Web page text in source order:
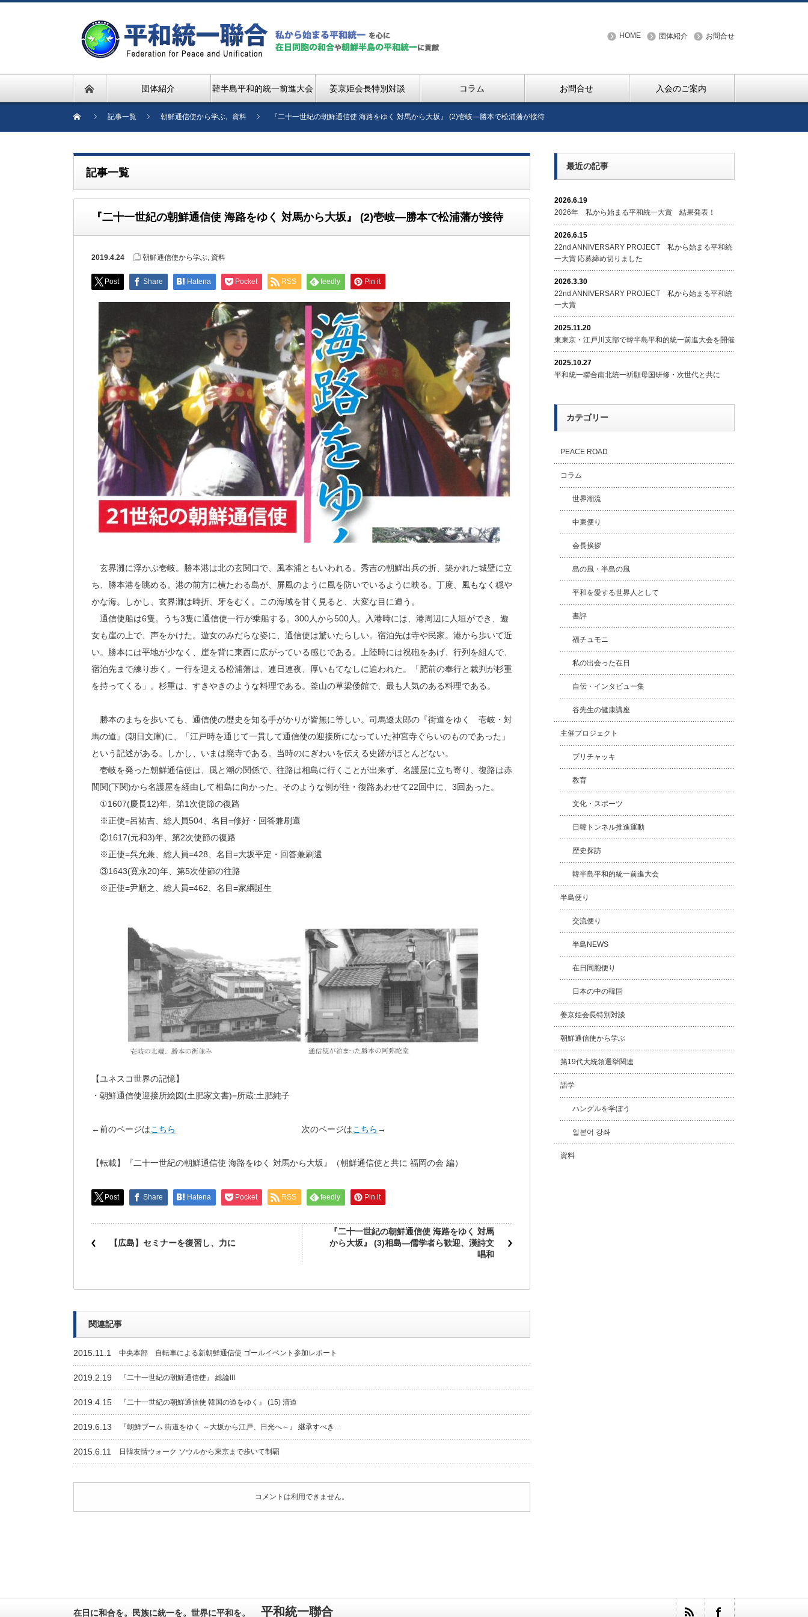
HOME 団体紹介 お問合せ
団体紹介 韓半島平和的統一前進大会 姜京姫会長特別対談 コラム お問合せ 入会のご案内
記事一覧 朝鮮通信使から学ぶ, 資料 『二十一世紀の朝鮮通信使 海路をゆく 対馬から大坂』 (2)壱岐―勝本で松浦藩が接待
記事一覧
『二十一世紀の朝鮮通信使 海路をゆく 対馬から大坂』 (2)壱岐―勝本で松浦藩が接待
2019.4.24 朝鮮通信使から学ぶ, 資料
Post Share Hatena Pocket RSS feedly Pin it
玄界灘に浮かぶ壱岐。勝本港は北の玄関口で、風本浦ともいわれる。秀吉の朝鮮出兵の折、築かれた城壁に立
ち、勝本港を眺める。港の前方に横たわる島が、屏風のように風を防いでいるように映る。丁度、風もなく穏や
かな海。しかし、玄界灘は時折、牙をむく。この海域を甘く見ると、大変な目に遭う。
通信使船は6隻。うち3隻に通信使一行が乗船する。300人から500人。入港時には、港周辺に人垣ができ、遊
女も崖の上で、声をかけた。遊女のみだらな姿に、通信使は驚いたらしい。宿泊先は寺や民家。港から歩いて近
い。勝本には平地が少なく、崖を背に東西に広がっている感じである。上陸時には祝砲をあげ、行列を組んで、
宿泊先まで練り歩く。一行を迎える松浦藩は、連日連夜、厚いもてなしに追われた。「肥前の奉行と裁判が杉重
を持ってくる」。杉重は、すきやきのような料理である。釜山の草梁倭館で、最も人気のある料理である。
勝本のまちを歩いても、通信使の歴史を知る手がかりが皆無に等しい。司馬遼太郎の『街道をゆく 壱岐・対
馬の道』(朝日文庫)に、「江戸時を通じて一貫して通信使の迎接所になっていた神宮寺ぐらいのものであった」
という記述がある。しかし、いまは廃寺である。当時のにぎわいを伝える史跡がほとんどない。
壱岐を発った朝鮮通信使は、風と潮の関係で、往路は相島に行くことが出来ず、名護屋に立ち寄り、復路は赤
間関(下関)から名護屋を経由して相島に向かった。そのような例が往・復路あわせて22回中に、3回あった。
①1607(慶長12)年、第1次使節の復路
※正使=呂祐吉、総人員504、名目=修好・回答兼刷還
②1617(元和3)年、第2次使節の復路
※正使=呉允兼、総人員=428、名目=大坂平定・回答兼刷還
③1643(寛永20)年、第5次使節の往路
※正使=尹順之、総人員=462、名目=家綱誕生
【ユネスコ世界の記憶】
・朝鮮通信使迎接所絵図(土肥家文書)=所蔵:土肥純子
←前のページはこちら 次のページはこちら →
【転載】『二十一世紀の朝鮮通信使 海路をゆく 対馬から大坂』（朝鮮通信使と共に 福岡の会 編）
Post Share Hatena Pocket RSS feedly Pin it
【広島】セミナーを復習し、力に
『二十一世紀の朝鮮通信使 海路をゆく 対馬
から大坂』 (3)相島―儒学者ら歓迎、漢詩文
唱和
関連記事
2015.11.1 中央本部 自転車による新朝鮮通信使 ゴールイベント参加レポート
2019.2.19 『二十一世紀の朝鮮通信使』 総論III
2019.4.15 『二十一世紀の朝鮮通信使 韓国の道をゆく』 (15) 清道
2019.6.13 『朝鮮ブーム 街道をゆく ～大坂から江戸、日光へ～』 継承すべき…
2015.6.11 日韓友情ウォーク ソウルから東京まで歩いて制覇
コメントは利用できません。
最近の記事
2026.6.19
2026年 私から始まる平和統一大賞 結果発表！
2026.6.15
22nd ANNIVERSARY PROJECT 私から始まる平和統
一大賞 応募締め切りました
2026.3.30
22nd ANNIVERSARY PROJECT 私から始まる平和統
一大賞
2025.11.20
東東京・江戸川支部で韓半島平和的統一前進大会を開催
2025.10.27
平和統一聯合南北統一祈願母国研修・次世代と共に
カテゴリー
PEACE ROAD
コラム
世界潮流
中東便り
会長挨拶
島の風・半島の風
平和を愛する世界人として
書評
福チュモニ
私の出会った在日
自伝・インタビュー集
谷先生の健康講座
主催プロジェクト
プリチャッキ
教育
文化・スポーツ
日韓トンネル推進運動
歴史探訪
韓半島平和的統一前進大会
半島便り
交流便り
半島NEWS
在日同胞便り
日本の中の韓国
姜京姫会長特別対談
朝鮮通信使から学ぶ
第19代大統領選挙関連
語学
ハングルを学ぼう
일본어 강좌
資料
在日に和合を。民族に統一を。世界に平和を。 平和統一聯合